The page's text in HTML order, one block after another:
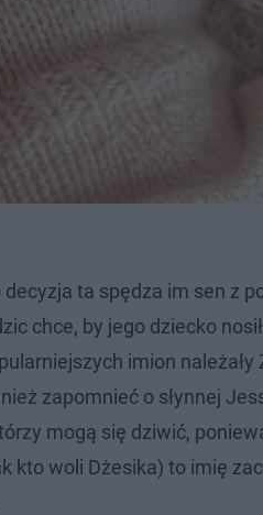
ta spędza im sen z
chce, by jego dziecko
imion należały
zapomnieć o słynnej
mogą się dziwić,
kto woli Dżesika) to imię